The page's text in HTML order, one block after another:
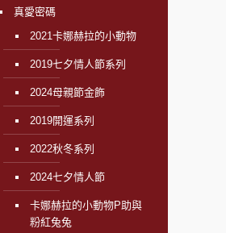
真愛密碼
2021卡娜赫拉的小動物
2019七夕情人節系列
2024母親節金飾
2019開運系列
2022秋冬系列
2024七夕情人節
卡娜赫拉的小動物P助與
粉紅兔兔